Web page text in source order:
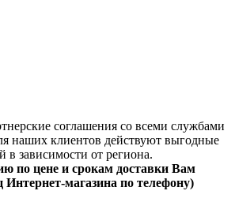
соглашения со всеми службами
наших клиентов действуют выгодные
в зависимости от региона.
по цене и срокам доставки Вам
Интернет-магазина по телефону)